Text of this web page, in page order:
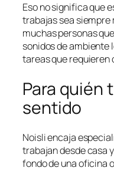
Eso no significa que
trabajas sea siempre
muchas personas
sonidos de ambiente
tareas que
Para quién
sentido
Noisli encaja
trabajan desde casa
fondo de una oficina